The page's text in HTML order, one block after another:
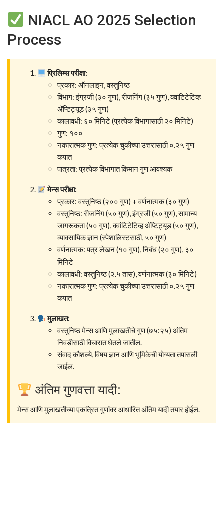
NIACL AO 2025 Selection
Process
प्रिलिम्स परीक्षा:
प्रकार: ऑनलाइन, वस्तुनिष्ठ
विभाग: इंग्रजी (३० गुण), रीजनिंग (३५ गुण), क्वांटिटेटिव्ह
अ‍ॅप्टिट्यूड (३५ गुण)
कालावधी: ६० मिनिटे (प्रत्येक विभागासाठी २० मिनिटे)
गुण: १००
नकारात्मक गुण: प्रत्येक चुकीच्या उत्तरासाठी ०.२५ गुण
कपात
पात्रता: प्रत्येक विभागात किमान गुण आवश्यक
मेन्स परीक्षा:
प्रकार: वस्तुनिष्ठ (२०० गुण) + वर्णनात्मक (३० गुण)
वस्तुनिष्ठ: रीजनिंग (५० गुण), इंग्रजी (५० गुण), सामान्य
जागरूकता (५० गुण), क्वांटिटेटिव्ह अ‍ॅप्टिट्यूड (५० गुण),
व्यावसायिक ज्ञान (स्पेशालिस्टसाठी, ५० गुण)
वर्णनात्मक: पत्र लेखन (१० गुण), निबंध (२० गुण), ३०
मिनिटे
कालावधी: वस्तुनिष्ठ (२.५ तास), वर्णनात्मक (३० मिनिटे)
नकारात्मक गुण: प्रत्येक चुकीच्या उत्तरासाठी ०.२५ गुण
कपात
मुलाखत:
वस्तुनिष्ठ मेन्स आणि मुलाखतीचे गुण (७५:२५) अंतिम
निवडीसाठी विचारात घेतले जातील.
संवाद कौशल्ये, विषय ज्ञान आणि भूमिकेची योग्यता तपासली
जाईल.
अंतिम गुणवत्ता यादी:
मेन्स आणि मुलाखतीच्या एकत्रित गुणांवर आधारित अंतिम यादी तयार होईल.